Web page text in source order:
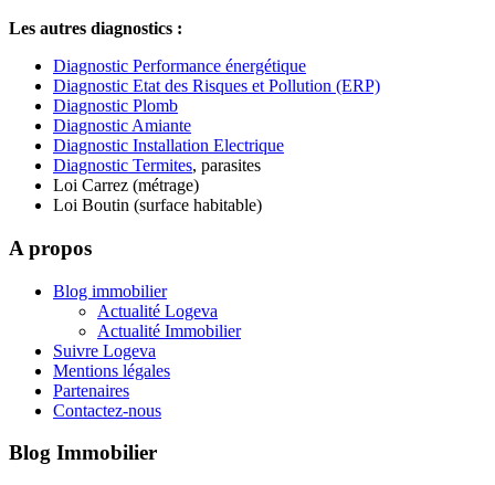
Les autres diagnostics :
Diagnostic Performance énergétique
Diagnostic Etat des Risques et Pollution (ERP)
Diagnostic Plomb
Diagnostic Amiante
Diagnostic Installation Electrique
Diagnostic Termites, parasites
Loi Carrez (métrage)
Loi Boutin (surface habitable)
A propos
Blog immobilier
Actualité Logeva
Actualité Immobilier
Suivre Logeva
Mentions légales
Partenaires
Contactez-nous
Blog Immobilier